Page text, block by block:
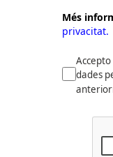
Més
privacitat.
dades